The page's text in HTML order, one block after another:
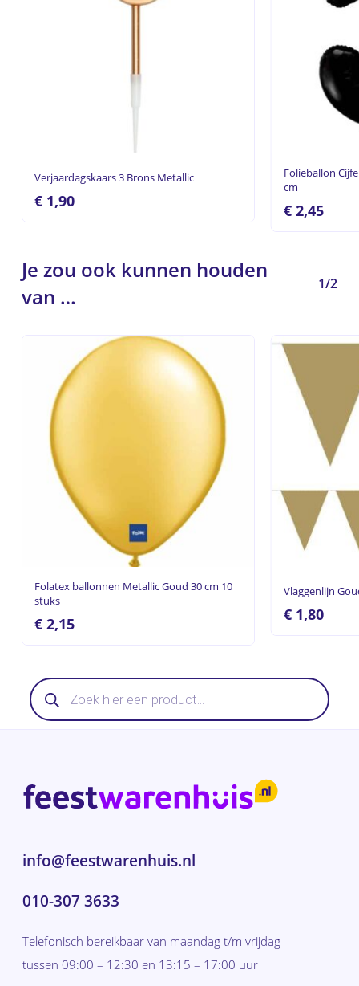
Verjaardagskaars 3 Brons Metallic
€1,90
Folieballon
cm
€2,45
Je zou ook kunnen houden
van …
1/2
Folatex ballonnen Metallic Goud 30 cm 10
stuks
€2,15
Vlaggenlijn
€1,80
Producten
zoeken
info@feestwarenhuis.nl
010-307 3633
Telefonisch bereikbaar van maandag t/m vrijdag
tussen 09:00 – 12:30 en 13:15 – 17:00 uur